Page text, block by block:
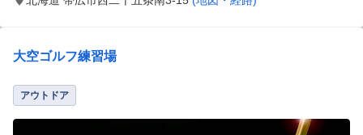
大空ゴルフ練習場
アウトドア